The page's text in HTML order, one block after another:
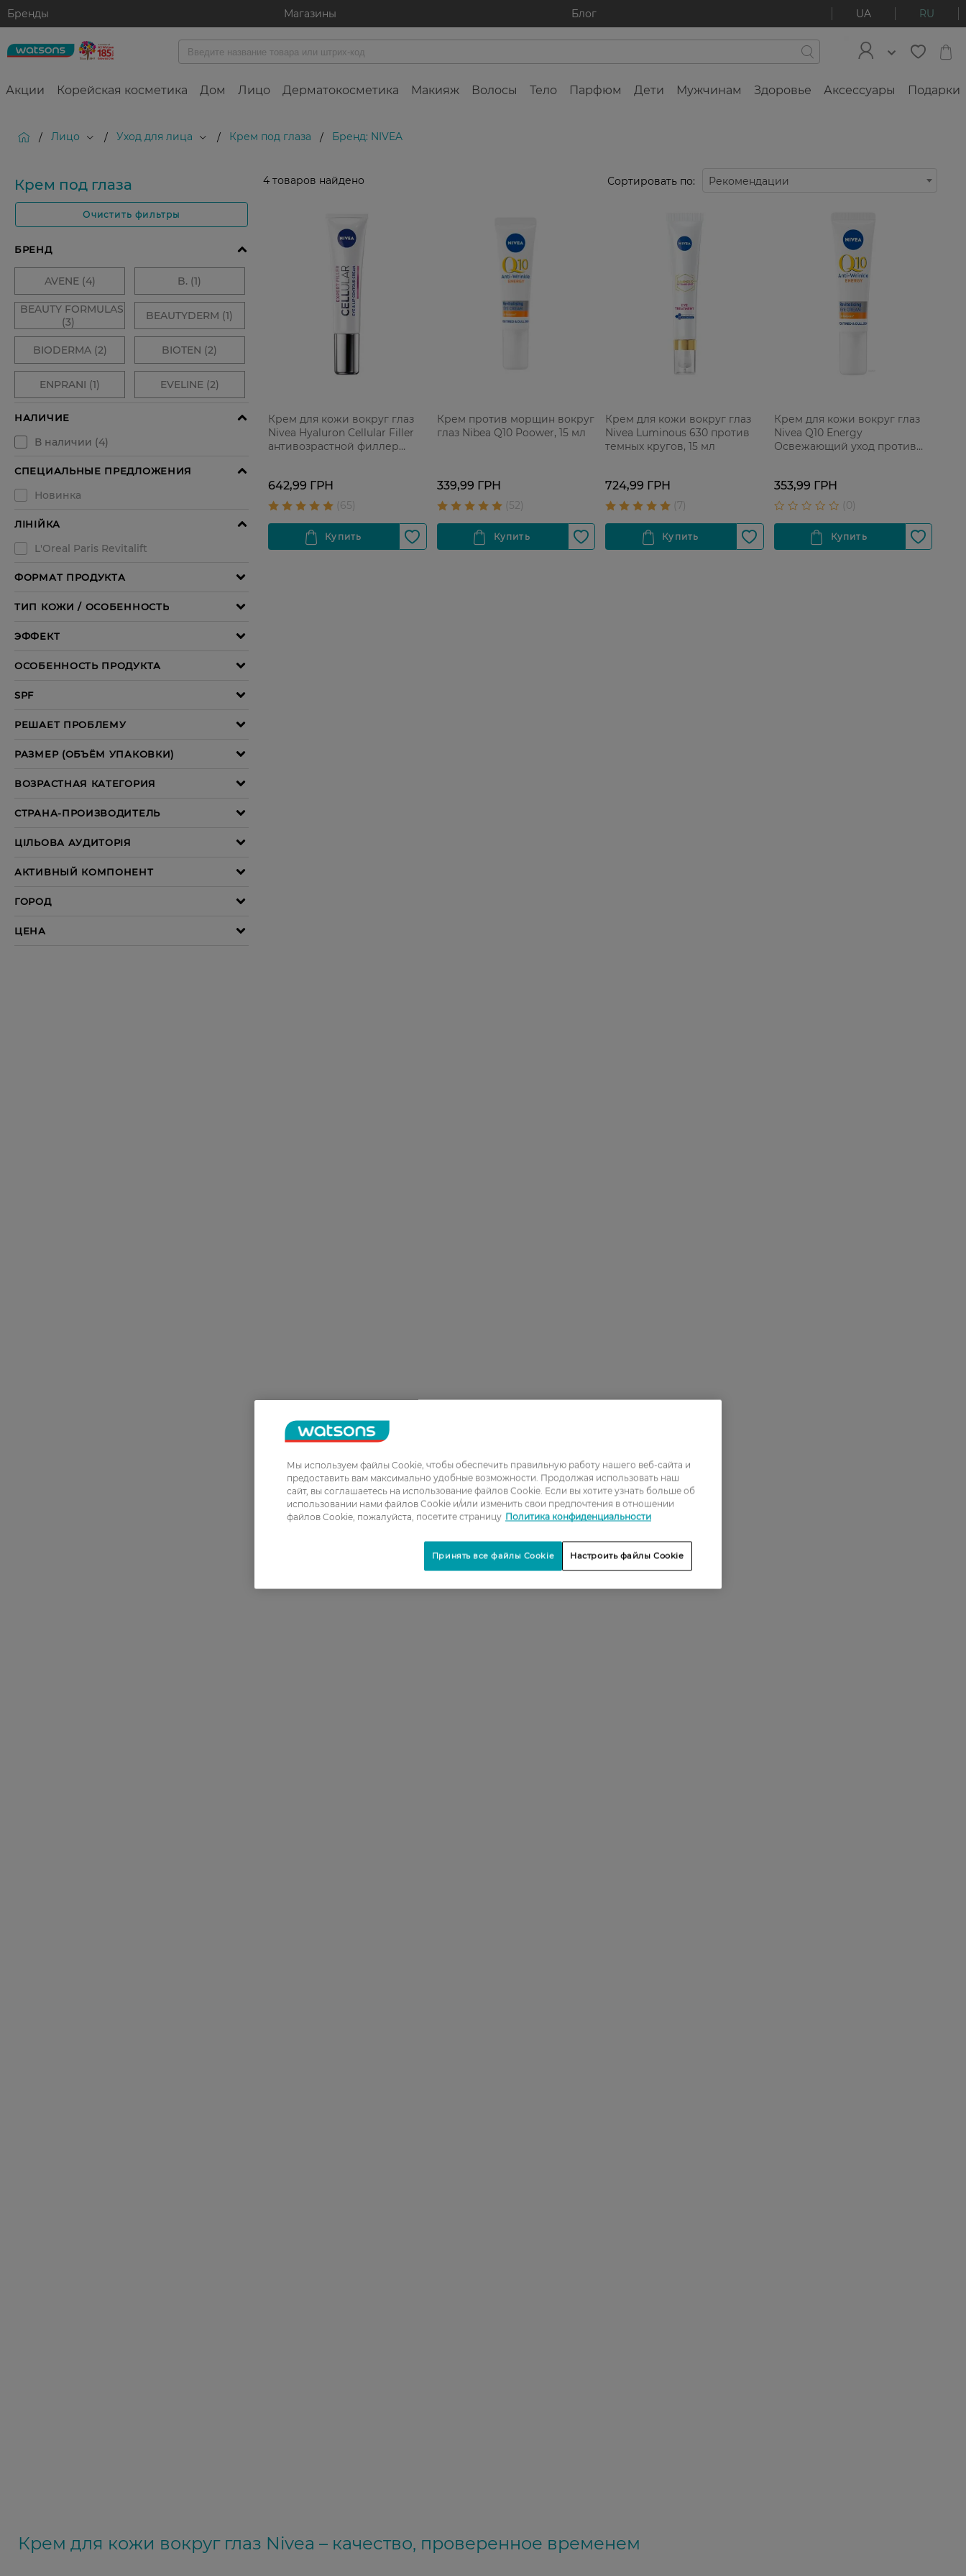
Бренды Магазины Блог UA RU
Акции Корейская косметика Дом Лицо Дерматокосметика Макияж Волосы Тело Парфюм Дети Мужчинам Здоровье Аксессуары Подарки
/ Лицо / Уход для лица / Крем под глаза / Бренд: NIVEA
Крем под глаза
Очистить фильтры
4 товаров найдено Сортировать по: Рекомендации
Крем для кожи вокруг глаз
Nivea Hyaluron Cellular Filler
антивозрастной филлер
642,99 ГРН
Крем против морщин вокруг
глаз Nibea Q10 Poower, 15 мл
339,99 ГРН
Крем для кожи вокруг глаз
Nivea Luminous 630 против
темных кругов, 15 мл
724,99 ГРН
Крем для кожи вокруг глаз
Nivea Q10 Energy
Освежающий уход против
353,99 ГРН
Крем для кожи вокруг глаз Nivea – качество, проверенное временем
Мы используем файлы Cookie, чтобы обеспечить правильную работу нашего веб-сайта и
предоставить вам максимально удобные возможности. Продолжая использовать наш
сайт, вы соглашаетесь на использование файлов Cookie. Если вы хотите узнать больше об
использовании нами файлов Cookie и/или изменить свои предпочтения в отношении
файлов Cookie, пожалуйста, посетите страницу Политика конфиденциальности
Настроить файлы Cookie
Принять все файлы Cookie